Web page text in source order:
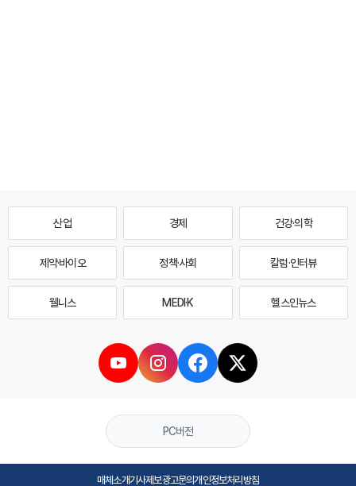
산업 경제 건강·의학
제약·바이오 정책·사회 칼럼·인터뷰
웰니스 MEDI·K 헬스인뉴스
PC버전
매체소개기사제보광고문의개인정보처리방침